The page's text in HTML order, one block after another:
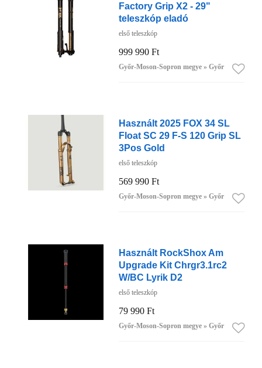
Factory Grip X2 - 29"
teleszkóp eladó
első teleszkóp
999 990 Ft
Győr-Moson-Sopron megye » Győr
Használt 2025 FOX 34 SL
Float SC 29 F-S 120 Grip SL
3Pos Gold
első teleszkóp
569 990 Ft
Győr-Moson-Sopron megye » Győr
Használt RockShox Am
Upgrade Kit Chrgr3.1rc2
W/BC Lyrik D2
első teleszkóp
79 990 Ft
Győr-Moson-Sopron megye » Győr